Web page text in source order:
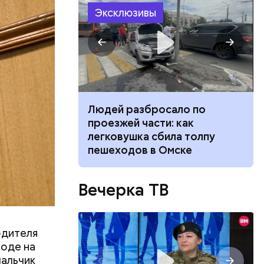
на
Эксклюзивы
поможет ли
сбросить
Людей разбросало по
проезжей части: как
легковушка сбила толпу
пешеходов в Омске
Вечерка ТВ